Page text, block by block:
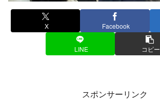
X Facebook
LINE コピー
スポンサーリンク